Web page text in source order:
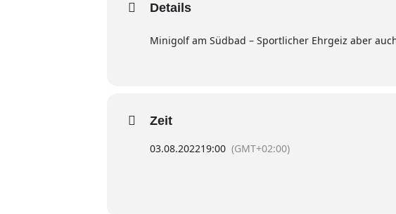
Details
Minigolf am Südbad – Sportlicher Ehrgeiz aber
Zeit
03.08.202219:00 (GMT+02:00)